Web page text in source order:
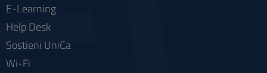
E-Learning
Help Desk
Sostieni UniCa
Wi-Fi